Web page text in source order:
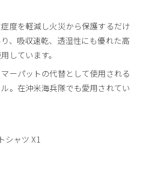
度を軽減し火災から保護するだけ
、吸収速乾、透湿性にも優れた高
しています。
ーパットの代替として使用される
。在沖米海兵隊でも愛用されてい
シャツ X1